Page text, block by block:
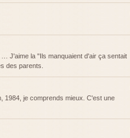
J'aime la "Ils manquaient d'air ça sentait
des parents.
1984, je comprends mieux. C'est une